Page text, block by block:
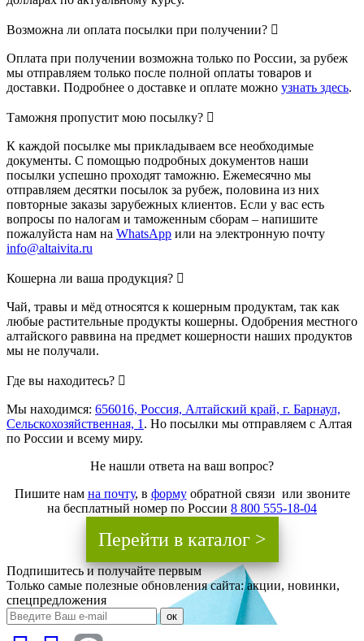
Возможна ли оплата посылки при получении?
Оплата при получении возможна только по России, за рубеж
мы отправляем только после полной оплаты товаров и
доставки. Подробнее о доставке и оплате можно узнать здесь.
Таможня пропустит мою посылку?
К каждой посылке мы прикладываем все необходимые
документы. С помощью подробных документов наши
посылки успешно проходят таможню. Ежемесячно мы
отправляем десятки посылок за рубеж, половина из них
повторные заказы зарубежных клиентов. Если у вас есть
вопросы по налогам и таможенным сборам – напишите
пожалуйста нам на WhatsApp или на электронную почту
info@altaivita.ru
Кошерна ли ваша продукция?
Чай, травы и мёд относятся к кошерным продуктам, так как
любые растительные продукты кошерны. Одобрения местного
алтайского раввина на предмет кошерности наших продуктов
мы не получали.
Где вы находитесь?
Мы находимся: 656016, Россия, Алтайский край, г. Барнаул,
Сельскохозяйственная, 1 . Но посылки мы отправляем с Алтая
по России и всему миру.
Не нашли ответа на ваш вопрос?
Пишите нам на почту, в формуобратной связи или звоните
на бесплатный номер по России 8 800 555-18-04
Перейти в каталог >
Подпишитесь и получайте первым
Только самые полезные обновления сайта: акции, новинки,
спецпредложения
ок